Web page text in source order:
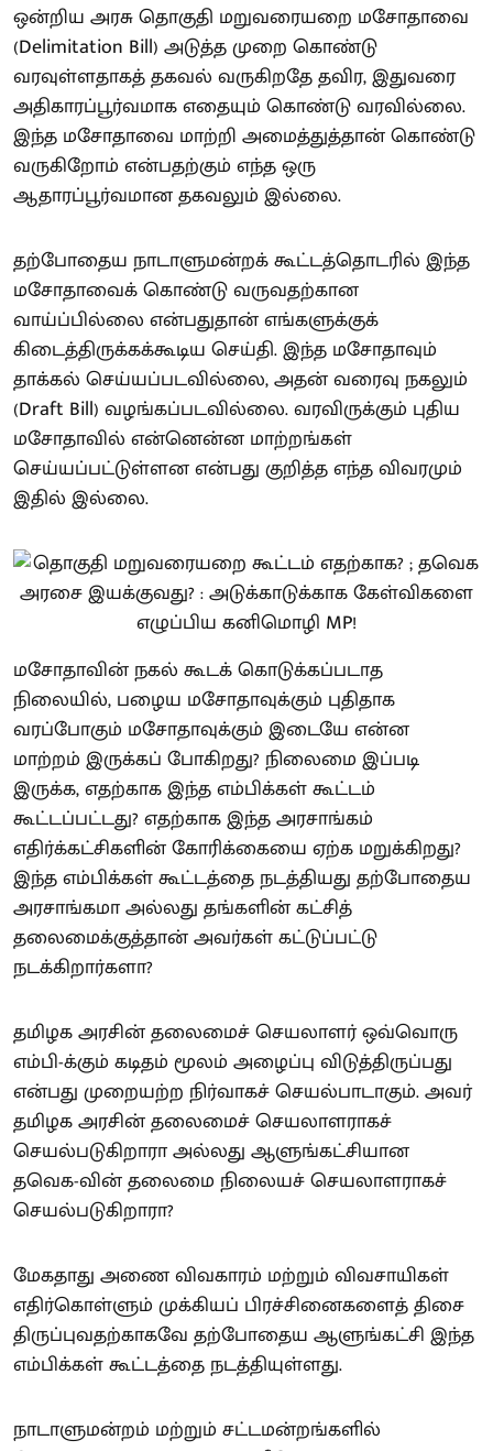
ஒன்றிய அரசு தொகுதி மறுவரையறை மசோதாவை
(Delimitation Bill) அடுத்த முறை கொண்டு
வரவுள்ளதாகத் தகவல் வருகிறதே தவிர, இதுவரை
அதிகாரப்பூர்வமாக எதையும் கொண்டு வரவில்லை.
இந்த மசோதாவை மாற்றி அமைத்துத்தான் கொண்டு
வருகிறோம் என்பதற்கும் எந்த ஒரு
ஆதாரப்பூர்வமான தகவலும் இல்லை.
தற்போதைய நாடாளுமன்றக் கூட்டத்தொடரில் இந்த
மசோதாவைக் கொண்டு வருவதற்கான
வாய்ப்பில்லை என்பதுதான் எங்களுக்குக்
கிடைத்திருக்கக்கூடிய செய்தி. இந்த மசோதாவும்
தாக்கல் செய்யப்படவில்லை, அதன் வரைவு நகலும்
(Draft Bill) வழங்கப்படவில்லை. வரவிருக்கும் புதிய
மசோதாவில் என்னென்ன மாற்றங்கள்
செய்யப்பட்டுள்ளன என்பது குறித்த எந்த விவரமும்
இதில் இல்லை.
மசோதாவின் நகல் கூடக் கொடுக்கப்படாத
நிலையில், பழைய மசோதாவுக்கும் புதிதாக
வரப்போகும் மசோதாவுக்கும் இடையே என்ன
மாற்றம் இருக்கப் போகிறது? நிலைமை இப்படி
இருக்க, எதற்காக இந்த எம்பிக்கள் கூட்டம்
கூட்டப்பட்டது? எதற்காக இந்த அரசாங்கம்
எதிர்க்கட்சிகளின் கோரிக்கையை ஏற்க மறுக்கிறது?
இந்த எம்பிக்கள் கூட்டத்தை நடத்தியது தற்போதைய
அரசாங்கமா அல்லது தங்களின் கட்சித்
தலைமைக்குத்தான் அவர்கள் கட்டுப்பட்டு
நடக்கிறார்களா?
தமிழக அரசின் தலைமைச் செயலாளர் ஒவ்வொரு
எம்பி-க்கும் கடிதம் மூலம் அழைப்பு விடுத்திருப்பது
என்பது முறையற்ற நிர்வாகச் செயல்பாடாகும். அவர்
தமிழக அரசின் தலைமைச் செயலாளராகச்
செயல்படுகிறாரா அல்லது ஆளுங்கட்சியான
தவெக-வின் தலைமை நிலையச் செயலாளராகச்
செயல்படுகிறாரா?
மேகதாது அணை விவகாரம் மற்றும் விவசாயிகள்
எதிர்கொள்ளும் முக்கியப் பிரச்சினைகளைத் திசை
திருப்புவதற்காகவே தற்போதைய ஆளுங்கட்சி இந்த
எம்பிக்கள் கூட்டத்தை நடத்தியுள்ளது.
நாடாளுமன்றம் மற்றும் சட்டமன்றங்களில்